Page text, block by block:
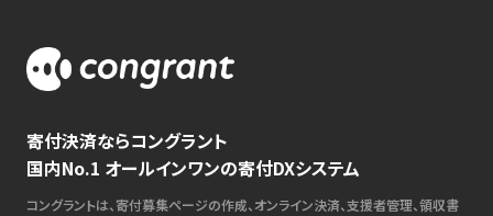
寄付決済ならコングラント
国内No.1 オールインワンの寄付DXシステム
コングラントは、寄付募集ページの作成、オンライン決済、支援者管理、領収書